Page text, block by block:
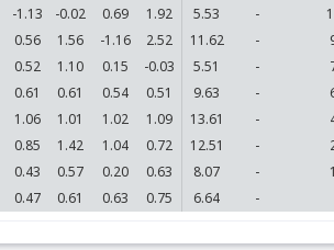
-1.13 -0.02 0.69 1.92 5.53 -
0.56 1.56 -1.16 2.52 11.62 -
0.52 1.10 0.15 -0.03 5.51 -
0.61 0.61 0.54 0.51 9.63 -
1.06 1.01 1.02 1.09 13.61 -
0.85 1.42 1.04 0.72 12.51 -
0.43 0.57 0.20 0.63 8.07 -
0.47 0.61 0.63 0.75 6.64 -